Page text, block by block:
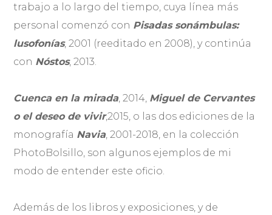
trabajo a lo largo del tiempo, cuya línea más
personal comenzó con Pisadas sonámbulas:
lusofonías, 2001 (reeditado en 2008), y continúa
con Nóstos, 2013.
Cuenca en la mirada , 2014, Miguel de Cervantes
o el deseo de vivir,2015, o las dos ediciones de la
monografía Navia , 2001-2018, en la colección
PhotoBolsillo, son algunos ejemplos de mi
modo de entender este oficio.
Además de los libros y exposiciones, y de